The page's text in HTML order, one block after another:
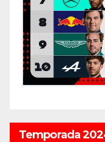
Temporada